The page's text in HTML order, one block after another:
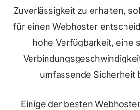
Zuverlässigkeit zu erhalten,
für einen Webhoster
hohe Verfügbarkeit, eine
umfassende Sicherheit
Einige der besten